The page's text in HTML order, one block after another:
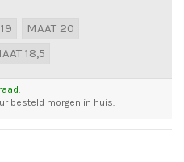
MAAT 20
18,5
besteld morgen in huis.